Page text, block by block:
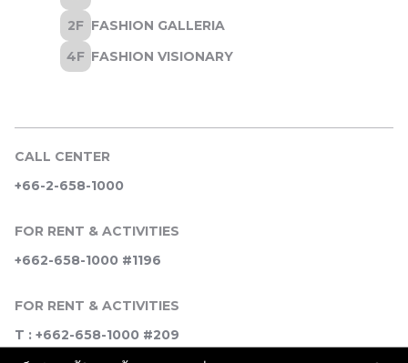
CALL CENTER
+66-2-658-1000
FOR RENT & ACTIVITIES
+662-658-1000 #1196
FOR RENT & ACTIVITIES
T : +662-658-1000 #209